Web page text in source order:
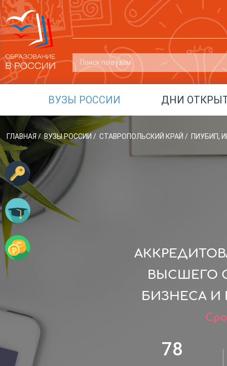
ВУЗЫ РОССИИ ДНИ
ГЛАВНАЯ/ ВУЗЫ РОССИИ / СТАВРОПОЛЬСКИЙ КРАЙ / ПИУБИП,
ВЫСШЕГО
БИЗНЕСА И
78